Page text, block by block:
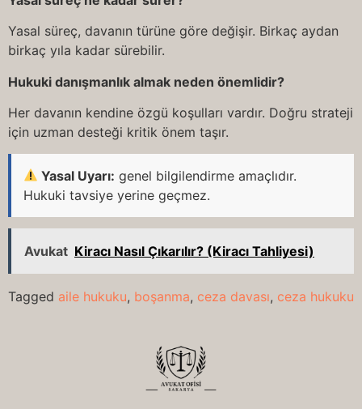
Yasal süreç, davanın türüne göre değişir. Birkaç aydan
birkaç yıla kadar sürebilir.
Hukuki danışmanlık almak neden önemlidir?
Her davanın kendine özgü koşulları vardır. Doğru strateji
için uzman desteği kritik önem taşır.
Yasal Uyarı: genel bilgilendirme amaçlıdır.
Hukuki tavsiye yerine geçmez.
Avukat Kiracı Nasıl Çıkarılır? (Kiracı Tahliyesi)
Tagged aile hukuku, boşanma, ceza davası, ceza hukuku